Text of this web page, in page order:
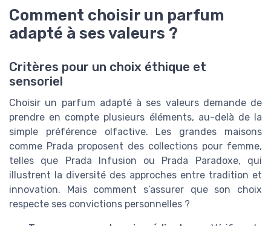
Comment choisir un parfum
adapté à ses valeurs ?
Critères pour un choix éthique et
sensoriel
Choisir un parfum adapté à ses valeurs demande de
prendre en compte plusieurs éléments, au-delà de la
simple préférence olfactive. Les grandes maisons
comme Prada proposent des collections pour femme,
telles que Prada Infusion ou Prada Paradoxe, qui
illustrent la diversité des approches entre tradition et
innovation. Mais comment s’assurer que son choix
respecte ses convictions personnelles ?